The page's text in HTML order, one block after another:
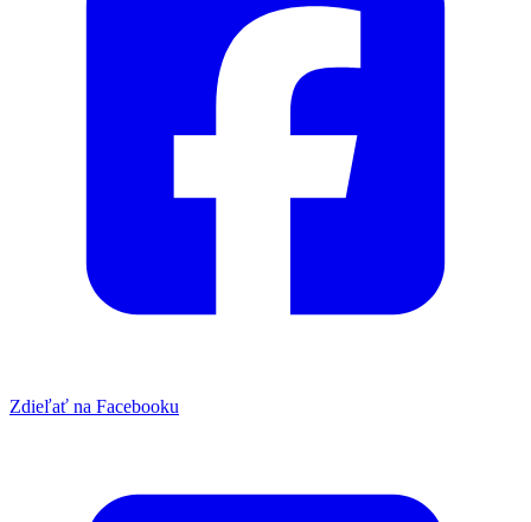
Zdieľať na Facebooku